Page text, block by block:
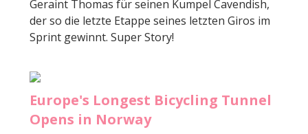
Geraint Thomas für seinen Kumpel Cavendish,
der so die letzte Etappe seines letzten Giros im
Sprint gewinnt. Super Story!
Europe's Longest Bicycling Tunnel
Opens in Norway